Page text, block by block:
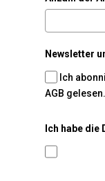
Newsletter
Ich
AGB gelesen.
Ich habe